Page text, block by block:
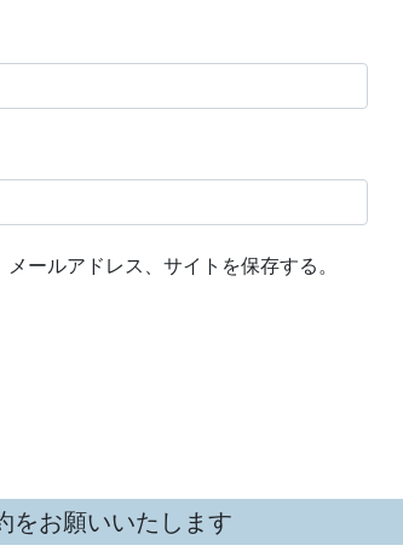
ールアドレス、サイトを保存する。
をお願いいたします